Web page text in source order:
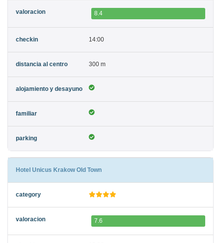
8.4
14:00
300 m
Hotel Unicus Krakow Old Town
7.6